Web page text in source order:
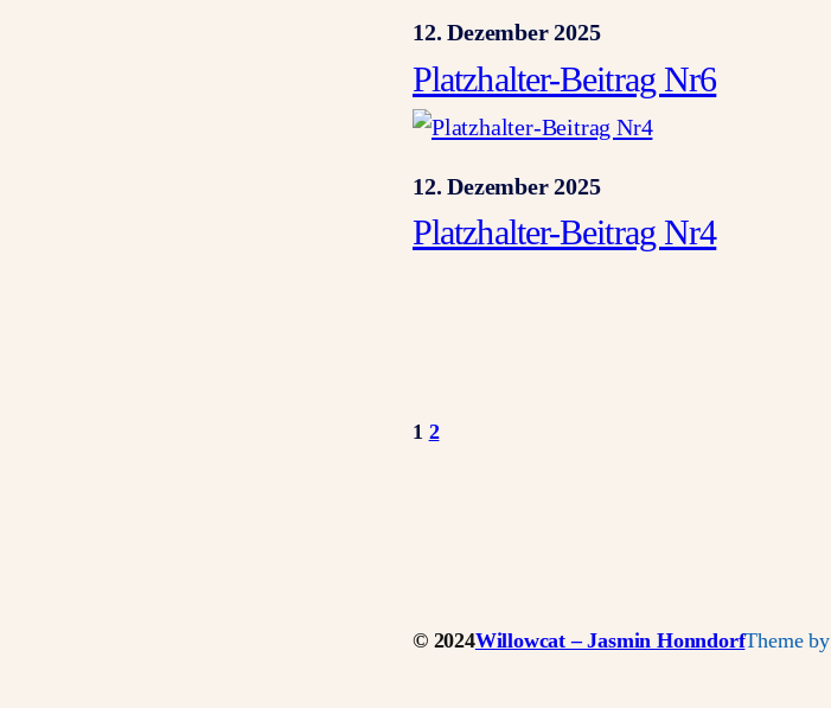
12. Dezember 2025
Platzhalter-Beitrag Nr6
12. Dezember 2025
Platzhalter-Beitrag Nr4
1 2
© 2024Willowcat – Jasmin HonndorfTheme by